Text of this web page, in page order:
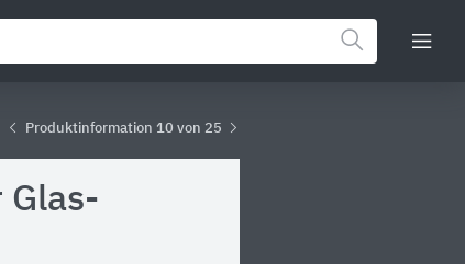
Produktinformation 10 von 25
Glas-